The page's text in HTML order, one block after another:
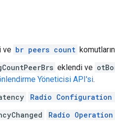
ve br peers count
eklendi ve
Yöneticisi API'si.
Radio
Radio